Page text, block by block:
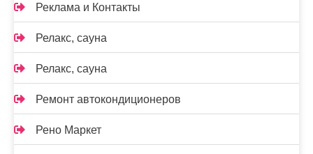
Реклама и Контакты
Релакс, сауна
Релакс, сауна
Ремонт автокондиционеров
Рено Маркет